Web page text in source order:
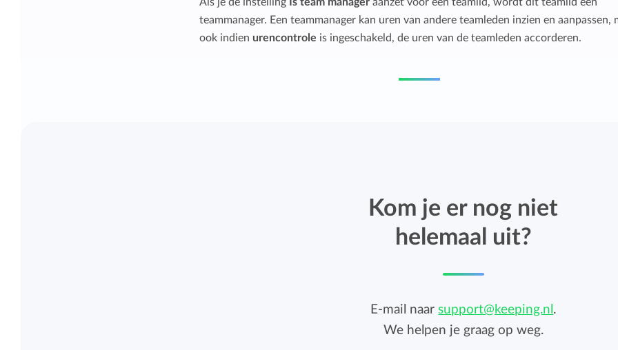
teammanager. Een teammanager kan uren van andere teamleden inzien en aanpassen,
ook indien urencontrole is ingeschakeld, de uren van de teamleden accorderen.
Kom je er nog niet
helemaal uit?
E-mail naarsupport@keeping.nl .
We helpen je graag op weg.